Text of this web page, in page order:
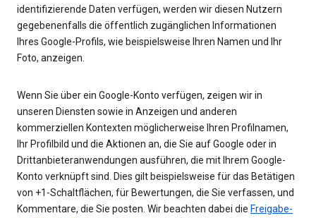
identifizierende Daten verfügen, werden wir diesen Nutzern
gegebenenfalls die öffentlich zugänglichen Informationen
Ihres Google-Profils, wie beispielsweise Ihren Namen und Ihr
Foto, anzeigen.
Wenn Sie über ein Google-Konto verfügen, zeigen wir in
unseren Diensten sowie in Anzeigen und anderen
kommerziellen Kontexten möglicherweise Ihren Profilnamen,
Ihr Profilbild und die Aktionen an, die Sie auf Google oder in
Drittanbieteranwendungen ausführen, die mit Ihrem Google-
Konto verknüpft sind. Dies gilt beispielsweise für das Betätigen
von +1-Schaltflächen, für Bewertungen, die Sie verfassen, und
Kommentare, die Sie posten. Wir beachten dabei die Freigabe-